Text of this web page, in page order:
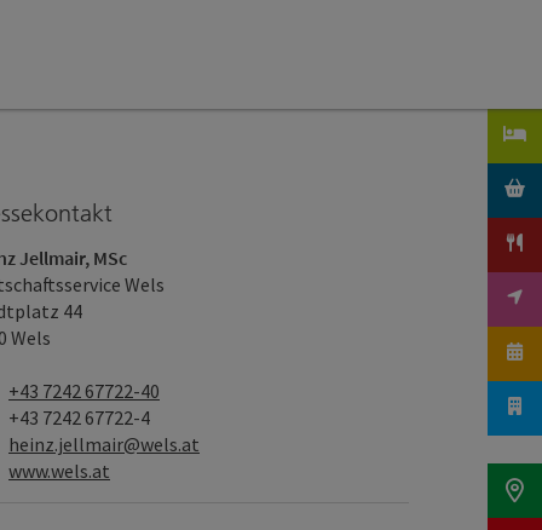
Jellmair, MSc
Wels
44
Wels
Telefon
+43 7242 67722-40
Fax
+43 7242 67722-4
E-Mail
heinz.jellmair@wels.at
Web
www.wels.at